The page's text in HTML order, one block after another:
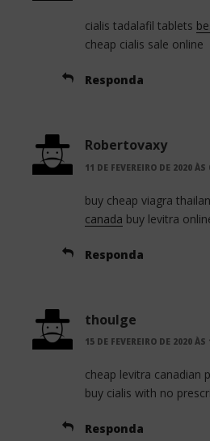
cialis tadalafil tablets
cheap cialis sale online
Responda
Robertovaxy
11 DE FEVEREIRO DE 2020 ÀS
buy cheap viagra
canada buy levitra
Responda
thoulge
15 DE FEVEREIRO DE 2020 ÀS
cheap levitra canadian
buy cialis with no
Responda